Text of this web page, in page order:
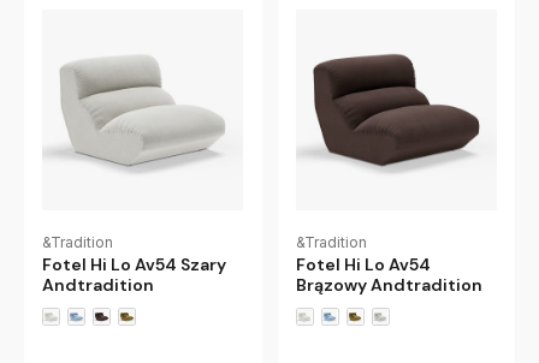
&Tradition
Fotel Hi Lo Av54 Szary
Andtradition
&Tradition
Fotel Hi Lo Av54
Brązowy Andtradition